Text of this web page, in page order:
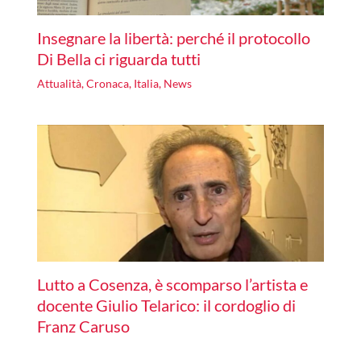
Insegnare la libertà: perché il protocollo
Di Bella ci riguarda tutti
Attualità,Cronaca, Italia, News
Lutto a Cosenza, è scomparso l’artista e
docente Giulio Telarico: il cordoglio di
Franz Caruso